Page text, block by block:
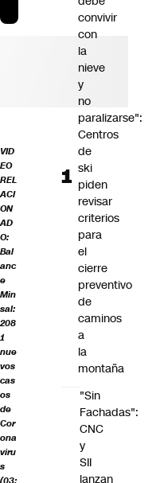
VID
EO
REL
ACI
ON
AD
O:
Bal
anc
e
Min
sal:
208
1
nue
vos
cas
os
de
Cor
ona
viru
s
convivir
con
la
nieve
y
no
paralizarse":
Centros
de
ski
piden
revisar
criterios
para
el
cierre
preventivo
de
caminos
a
la
montaña
"Sin
Fachadas":
CNC
y
SII
lanzan